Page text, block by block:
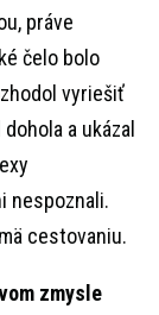
práve
čelo bolo
vyriešiť
a ukázal
nespoznali.
cestovaniu.
zmysle